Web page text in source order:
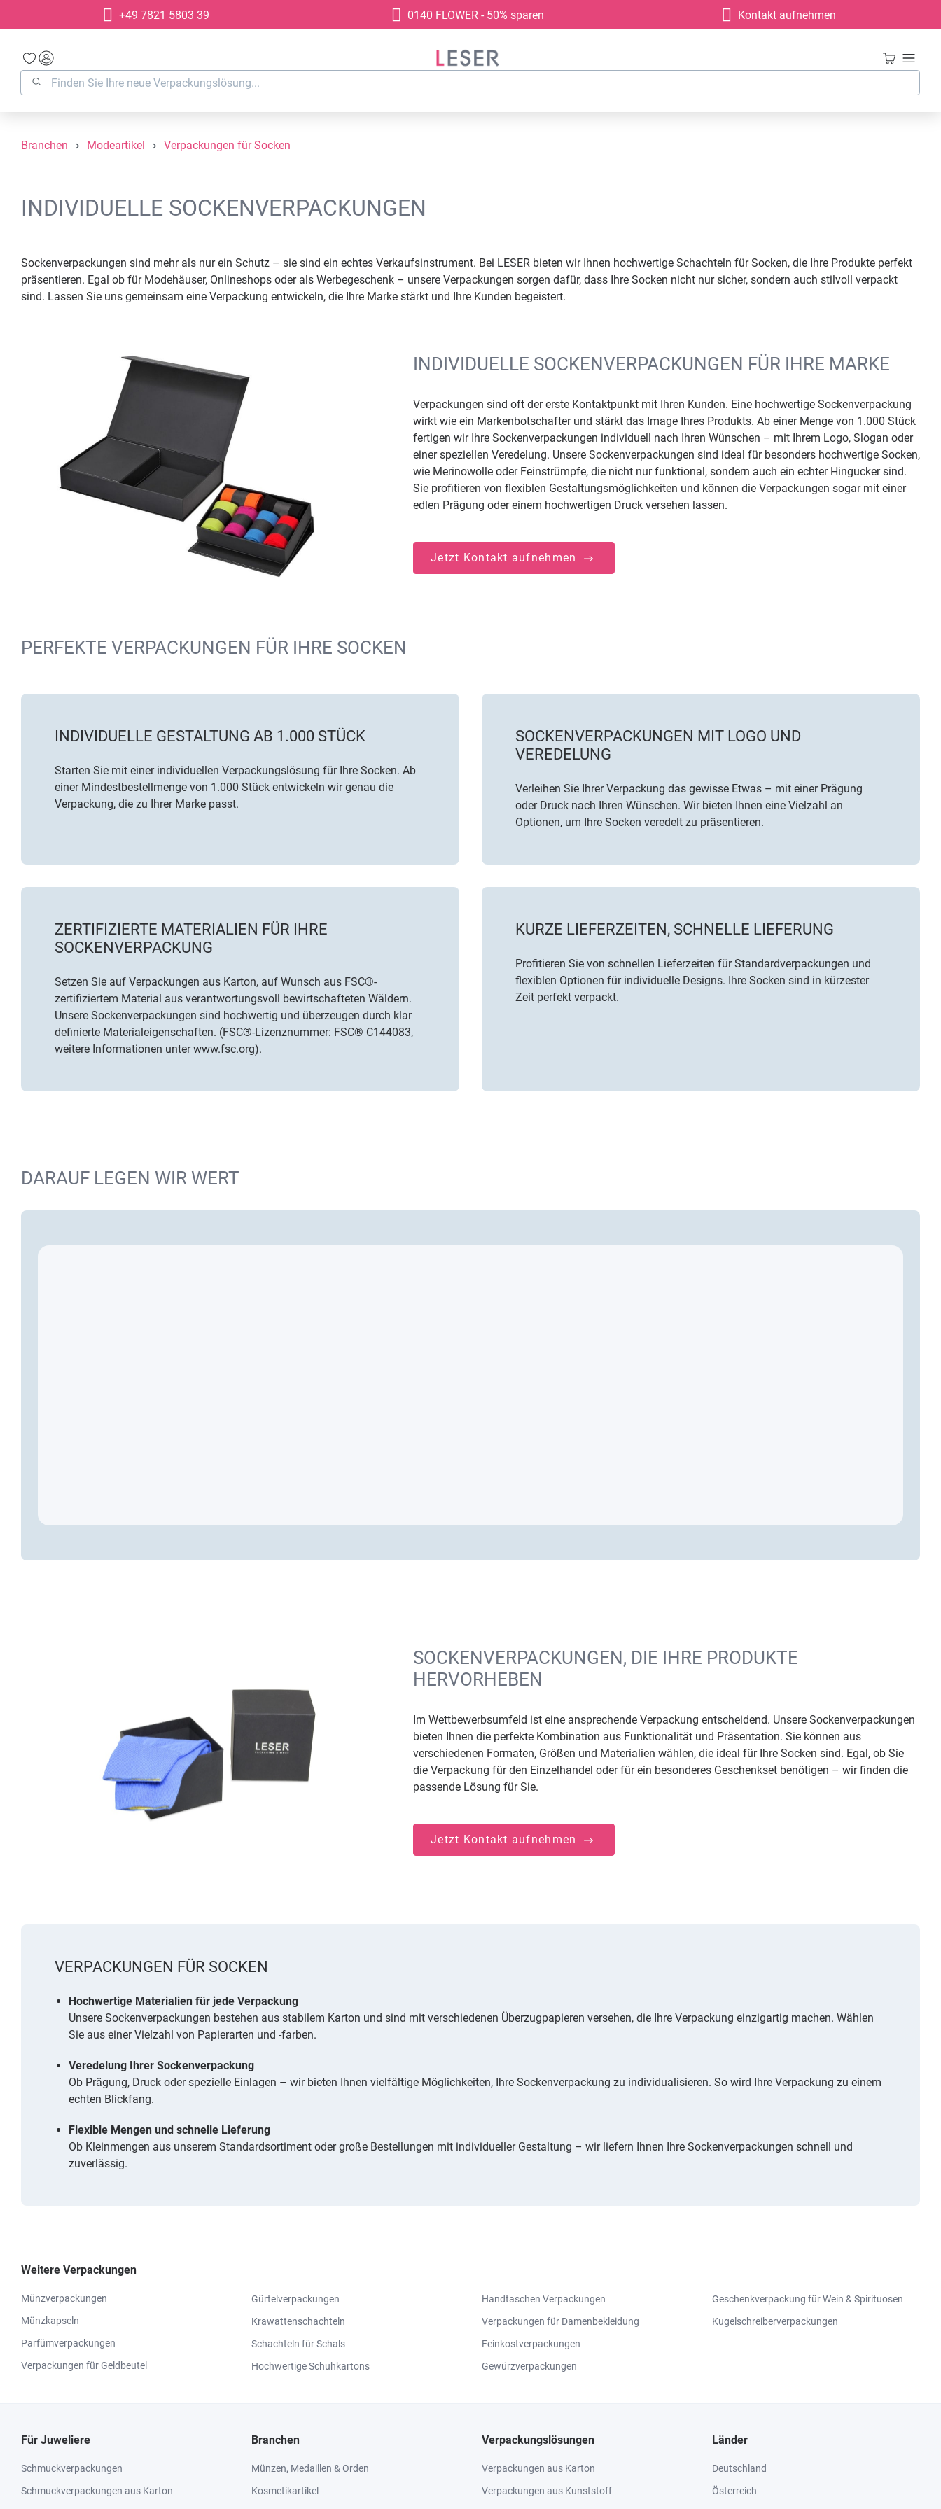
Zur Hauptnavigation springen
+49 7821 5803 39 0140 FLOWER - 50% sparen Kontakt aufnehmen
Branchen Modeartikel Verpackungen für Socken
INDIVIDUELLE SOCKENVERPACKUNGEN
Sockenverpackungen sind mehr als nur ein Schutz – sie sind ein echtes Verkaufsinstrument. Bei LESER bieten wir Ihnen hochwertige Schachteln für Socken, die Ihre Produkte perfekt
präsentieren. Egal ob für Modehäuser, Onlineshops oder als Werbegeschenk – unsere Verpackungen sorgen dafür, dass Ihre Socken nicht nur sicher, sondern auch stilvoll verpackt
sind. Lassen Sie uns gemeinsam eine Verpackung entwickeln, die Ihre Marke stärkt und Ihre Kunden begeistert.
INDIVIDUELLE SOCKENVERPACKUNGEN FÜR IHRE MARKE
Verpackungen sind oft der erste Kontaktpunkt mit Ihren Kunden. Eine hochwertige Sockenverpackung
wirkt wie ein Markenbotschafter und stärkt das Image Ihres Produkts. Ab einer Menge von 1.000 Stück
fertigen wir Ihre Sockenverpackungen individuell nach Ihren Wünschen – mit Ihrem Logo, Slogan oder
einer speziellen Veredelung. Unsere Sockenverpackungen sind ideal für besonders hochwertige Socken,
wie Merinowolle oder Feinstrümpfe, die nicht nur funktional, sondern auch ein echter Hingucker sind.
Sie profitieren von flexiblen Gestaltungsmöglichkeiten und können die Verpackungen sogar mit einer
edlen Prägung oder einem hochwertigen Druck versehen lassen.
Jetzt Kontakt aufnehmen
PERFEKTE VERPACKUNGEN FÜR IHRE SOCKEN
INDIVIDUELLE GESTALTUNG AB 1.000 STÜCK
Starten Sie mit einer individuellen Verpackungslösung für Ihre Socken. Ab
einer Mindestbestellmenge von 1.000 Stück entwickeln wir genau die
Verpackung, die zu Ihrer Marke passt.
SOCKENVERPACKUNGEN MIT LOGO UND
VEREDELUNG
Verleihen Sie Ihrer Verpackung das gewisse Etwas – mit einer Prägung
oder Druck nach Ihren Wünschen. Wir bieten Ihnen eine Vielzahl an
Optionen, um Ihre Socken veredelt zu präsentieren.
ZERTIFIZIERTE MATERIALIEN FÜR IHRE
SOCKENVERPACKUNG
Setzen Sie auf Verpackungen aus Karton, auf Wunsch aus FSC®-
zertifiziertem Material aus verantwortungsvoll bewirtschafteten Wäldern.
Unsere Sockenverpackungen sind hochwertig und überzeugen durch klar
definierte Materialeigenschaften. (FSC®-Lizenznummer: FSC® C144083,
weitere Informationen unterwww.fsc.org).
KURZE LIEFERZEITEN, SCHNELLE LIEFERUNG
Profitieren Sie von schnellen Lieferzeiten für Standardverpackungen und
flexiblen Optionen für individuelle Designs. Ihre Socken sind in kürzester
Zeit perfekt verpackt.
DARAUF LEGEN WIR WERT
SOCKENVERPACKUNGEN, DIE IHRE PRODUKTE
HERVORHEBEN
Im Wettbewerbsumfeld ist eine ansprechende Verpackung entscheidend. Unsere Sockenverpackungen
bieten Ihnen die perfekte Kombination aus Funktionalität und Präsentation. Sie können aus
verschiedenen Formaten, Größen und Materialien wählen, die ideal für Ihre Socken sind. Egal, ob Sie
die Verpackung für den Einzelhandel oder für ein besonderes Geschenkset benötigen – wir finden die
passende Lösung für Sie.
Jetzt Kontakt aufnehmen
VERPACKUNGEN FÜR SOCKEN
Hochwertige Materialien für jede Verpackung
Unsere Sockenverpackungen bestehen aus stabilem Karton und sind mit verschiedenen Überzugpapieren versehen, die Ihre Verpackung einzigartig machen. Wählen
Sie aus einer Vielzahl von Papierarten und -farben.
Veredelung Ihrer Sockenverpackung
Ob Prägung, Druck oder spezielle Einlagen – wir bieten Ihnen vielfältige Möglichkeiten, Ihre Sockenverpackung zu individualisieren. So wird Ihre Verpackung zu einem
echten Blickfang.
Flexible Mengen und schnelle Lieferung
Ob Kleinmengen aus unserem Standardsortiment oder große Bestellungen mit individueller Gestaltung – wir liefern Ihnen Ihre Sockenverpackungen schnell und
zuverlässig.
Weitere Verpackungen
Münzverpackungen
Münzkapseln
Parfümverpackungen
Verpackungen für Geldbeutel
Gürtelverpackungen
Krawattenschachteln
Schachteln für Schals
Hochwertige Schuhkartons
Handtaschen Verpackungen
Verpackungen für Damenbekleidung
Feinkostverpackungen
Gewürzverpackungen
Geschenkverpackung für Wein & Spirituosen
Kugelschreiberverpackungen
Für Juweliere
Schmuckverpackungen
Schmuckverpackungen aus Karton
Branchen
Münzen, Medaillen & Orden
Kosmetikartikel
Verpackungslösungen
Verpackungen aus Karton
Verpackungen aus Kunststoff
Länder
Deutschland
Österreich